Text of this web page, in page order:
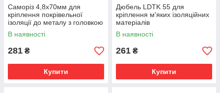
Саморіз 4,8x70мм для
кріплення покрівельної
ізоляції до металу з головкою
під PH-2, сверління до 2мм
В наявності
281 ₴
Купити
Дюбель LDTK 55 для
кріплення м'яких ізоляційних
матеріалів
В наявності
261 ₴
Купити